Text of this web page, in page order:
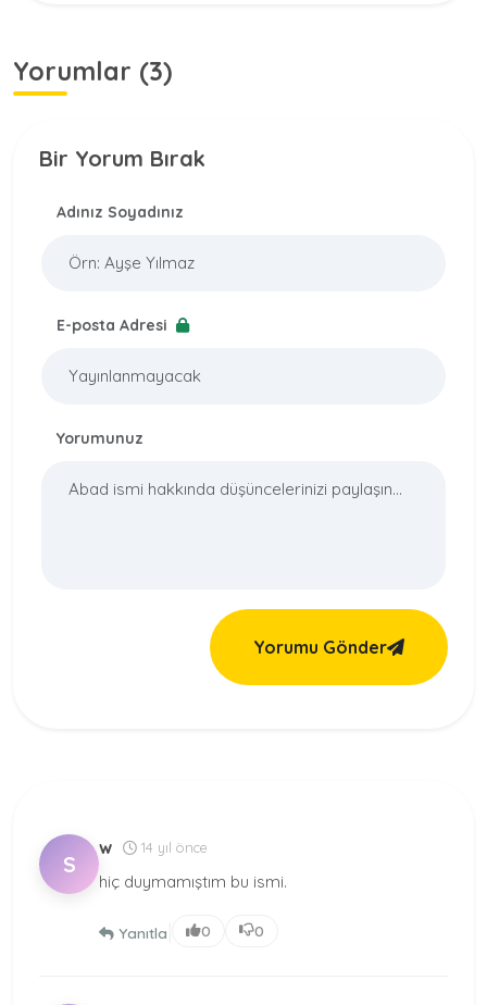
Yorumlar (3)
Bir Yorum Bırak
Adınız Soyadınız
E-posta Adresi
Yorumunuz
Yorumu Gönder
S
w 14 yıl önce
hiç duymamıştım bu ismi.
Yanıtla 0 0